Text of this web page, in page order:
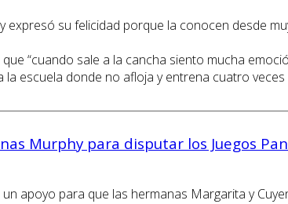
su felicidad porque la conocen desde
“cuando sale a la cancha siento mucha
escuela donde no afloja y entrena cuatro
Murphy para disputar los Juegos
apoyo para que las hermanas Margarita y